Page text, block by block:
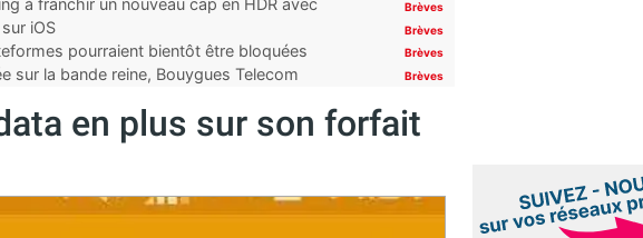
à franchir un nouveau cap en HDR avec Brèves
iOS Brèves
pourraient bientôt être bloquées Brèves
sur la bande reine, Bouygues Telecom Brèves
en plus sur son forfait